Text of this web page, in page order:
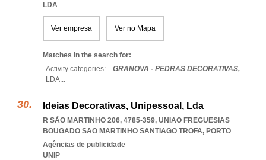
LDA
Ver empresa Ver no Mapa
Matches in the search for:
Activity categories: ...GRANOVA - PEDRAS DECORATIVAS,
LDA...
Ideias Decorativas, Unipessoal, Lda
R SÃO MARTINHO 206, 4785-359, UNIAO FREGUESIAS
BOUGADO SAO MARTINHO SANTIAGO TROFA, PORTO
Agências de publicidade
UNIP